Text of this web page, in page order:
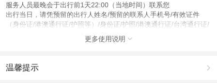
服务人员最晚会于出行前1天22:00（当地时间）联系您
出行当日，请凭预留的出行人姓名/预留的联系人手机号/有效证件
（身份证/港澳通行证/护照等）/身份证/护照/港澳通行证/台湾通行证/
台胞证/回乡证/外国人永久居留身份证在预定地点集合，需携带下单
成人：1.2米（含）以上；
更多使用说明 
温馨提示 